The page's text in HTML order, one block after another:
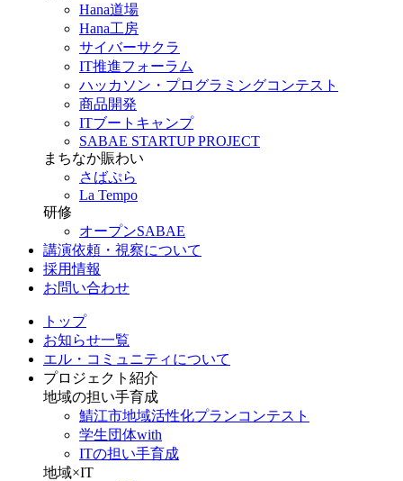
Hana道場
Hana工房
サイバーサクラ
IT推進フォーラム
ハッカソン・プログラミングコンテスト
商品開発
ITブートキャンプ
SABAE STARTUP PROJECT
まちなか賑わい
さばぷら
La Tempo
研修
オープンSABAE
講演依頼・視察について
採用情報
お問い合わせ
トップ
お知らせ一覧
エル・コミュニティについて
プロジェクト紹介
地域の担い手育成
鯖江市地域活性化プランコンテスト
学生団体with
ITの担い手育成
地域×IT